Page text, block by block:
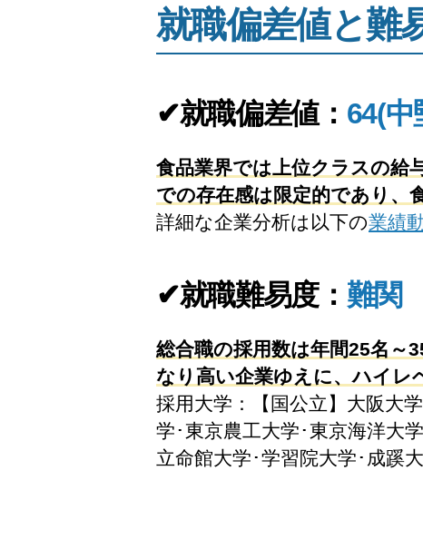
就職偏差値と難
✔就職偏差値： 64(中
食品業界では上位クラスの給
での存在感は限定的であり、
詳細な企業分析は以下の業績
✔就職難易度： 難関
総合職の採用数は年間25名～
なり高い企業ゆえに、ハイレ
採用大学：【国公立】大阪大
学･東京農工大学･東京海洋大
立命館大学･学習院大学･成蹊